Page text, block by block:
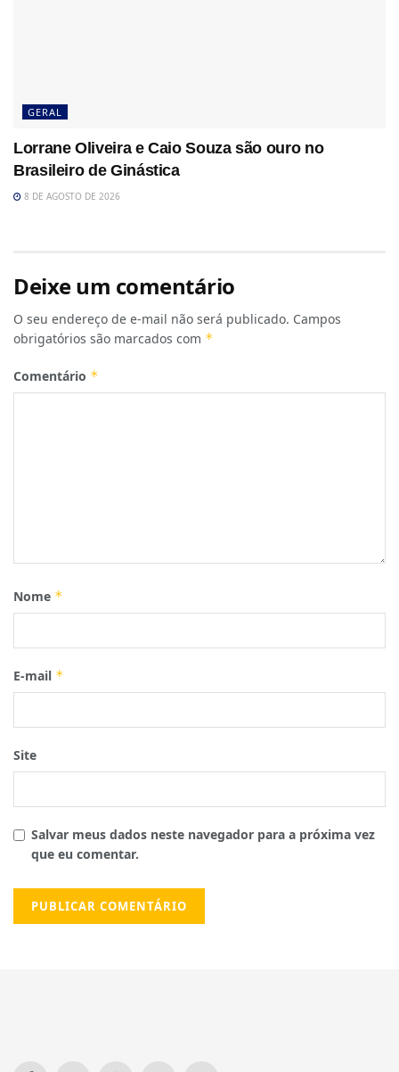
GERAL
Lorrane Oliveira e Caio Souza são ouro no
Brasileiro de Ginástica
8 DE AGOSTO DE 2026
Deixe um comentário
O seu endereço de e-mail não será publicado. Campos
obrigatórios são marcados com *
Comentário *
Nome *
E-mail *
Site
Salvar meus dados neste navegador para a próxima vez
que eu comentar.